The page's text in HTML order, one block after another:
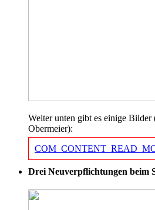
Weiter unten gibt es einige
Obermeier):
Drei Neuverpflichtungen beim